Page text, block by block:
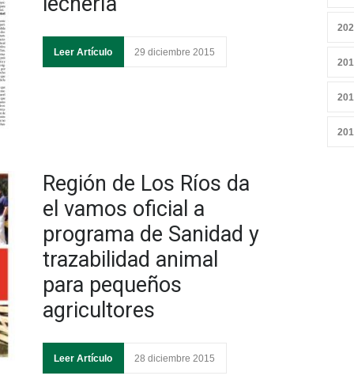
Leer Artículo 29 diciembre 2015
Región de Los Ríos da
el vamos oficial a
programa de Sanidad y
trazabilidad animal
para pequeños
agricultores
Leer Artículo 28 diciembre 2015